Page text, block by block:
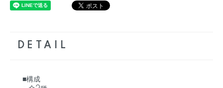
DETAIL
■構成